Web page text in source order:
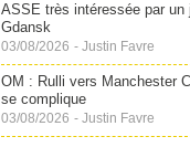
ASSE très intéressée par un
Gdansk
03/08/2026 - Justin Favre
OM : Rulli vers Manchester
se complique
03/08/2026 - Justin Favre